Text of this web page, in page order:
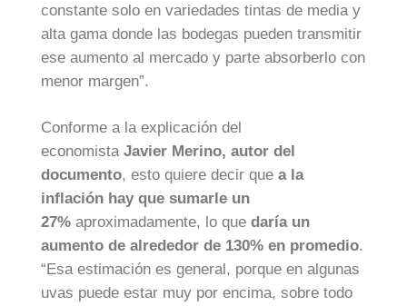
constante solo en variedades tintas de media y
alta gama donde las bodegas pueden transmitir
ese aumento al mercado y parte absorberlo con
menor margen”.
Conforme a la explicación del
economista Javier Merino, autor del
documento, esto quiere decir que a la
inflación hay que sumarle un
27% aproximadamente, lo que daría un
aumento de alrededor de 130% en promedio.
“Esa estimación es general, porque en algunas
uvas puede estar muy por encima, sobre todo